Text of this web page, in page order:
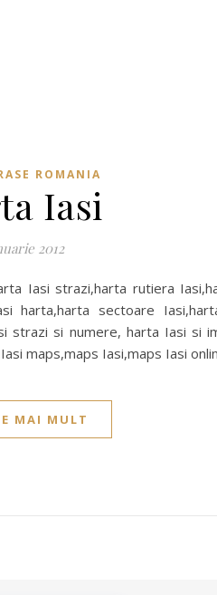
ROMANIA
Iasi
2012
Iasi strazi,harta rutiera
harta,harta sectoare
si numere, harta Iasi si
maps,maps Iasi,maps Iasi
MAI MULT